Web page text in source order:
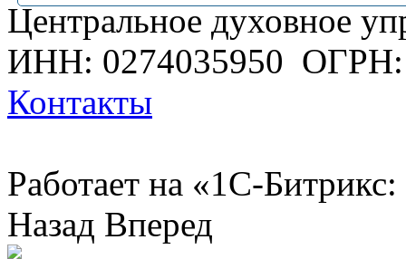
Центральное духовное
ИНН: 0274035950 ОГРН:
Контакты
Работает на «1С-
Назад Вперед